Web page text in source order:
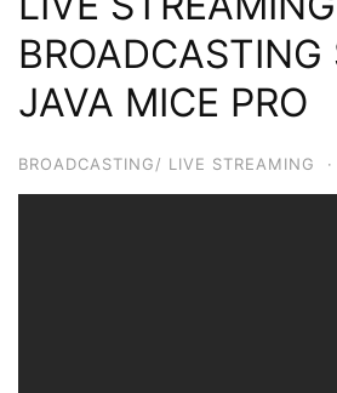
BROADCASTING
JAVA MICE PRO
BROADCASTING/ LIVE STREAMING ·